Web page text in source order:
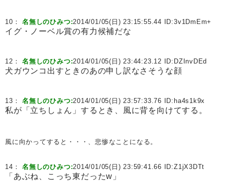
10：名無しのひみつ:2014/01/05(日) 23:15:55.44 ID:3v1DmEm+
イグ・ノーベル賞の有力候補だな
12：名無しのひみつ:2014/01/05(日) 23:44:23.12 ID: DZInvDEd
犬ガウンコ出すときのあの申し訳なさそうな顔
13：名無しのひみつ:2014/01/05(日) 23:57:33.76 ID: ha4s1k9x
私が「立ちしょん」するとき、風に背を向けてする。
風に向かってすると・・・、悲惨なことになる。
14：名無しのひみつ:2014/01/05(日) 23:59:41.66 ID:Z1jX3DTt
「あぶね、こっち東だったw」